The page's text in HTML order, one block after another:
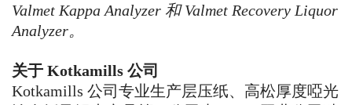
Valmet Kappa Analyzer 和Valmet Recovery Liquor
Analyzer。
关于 Kotkamills公司
Kotkamills公司专业生产层压纸、高松厚度啞光